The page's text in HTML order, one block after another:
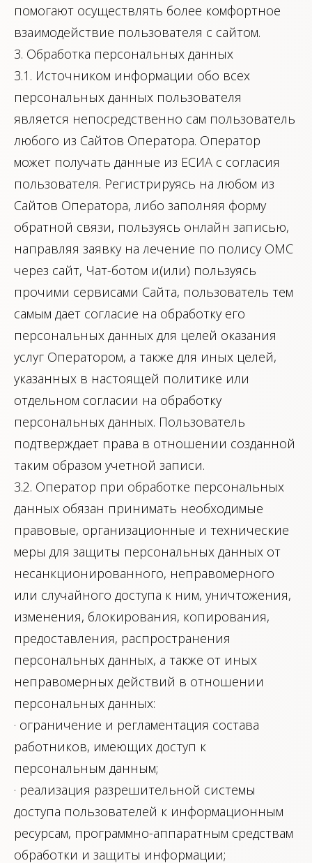
помогают осуществлять более комфортное
взаимодействие пользователя с сайтом.
3. Обработка персональных данных
3.1. Источником информации обо всех
персональных данных пользователя
является непосредственно сам пользователь
любого из Сайтов Оператора. Оператор
может получать данные из ЕСИА с согласия
пользователя. Регистрируясь на любом из
Сайтов Оператора, либо заполняя форму
обратной связи, пользуясь онлайн записью,
направляя заявку на лечение по полису ОМС
через сайт, Чат-ботом и(или) пользуясь
прочими сервисами Сайта, пользователь тем
самым дает согласие на обработку его
персональных данных для целей оказания
услуг Оператором, а также для иных целей,
указанных в настоящей политике или
отдельном согласии на обработку
персональных данных. Пользователь
подтверждает права в отношении созданной
таким образом учетной записи.
3.2. Оператор при обработке персональных
данных обязан принимать необходимые
правовые, организационные и технические
меры для защиты персональных данных от
несанкционированного, неправомерного
или случайного доступа к ним, уничтожения,
изменения, блокирования, копирования,
предоставления, распространения
персональных данных, а также от иных
неправомерных действий в отношении
персональных данных:
· ограничение и регламентация состава
работников, имеющих доступ к
персональным данным;
· реализация разрешительной системы
доступа пользователей к информационным
ресурсам, программно-аппаратным средствам
обработки и защиты информации;